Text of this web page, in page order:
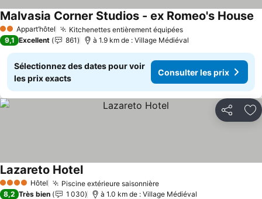
2 ÉtoilesAppart’hôtel Kitchenettes entièrement équipéesConsulter les prix
Malvasia Corner Studios - ex Romeo's House
9,1 Excellent 861 à 1.9 km de : Village Médiéval
Sélectionnez des dates pour voir
les prix exacts
Consulter les prix
Partager
4 Étoiles Hôtel Piscine extérieure saisonnièreConsulter les prix
Lazareto HotelConsulter les prix
8,2 Très bien 1 030 à 1.0 km de : Village Médiéval